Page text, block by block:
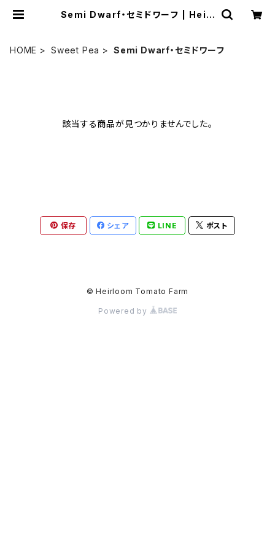
Semi Dwarf・セミドワーフ | Heirl
HOME Sweet Pea Semi Dwarf・セミドワーフ
該当する商品が見つかりませんでした。
保存 シェア LINE ポスト
© Heirloom Tomato Farm
Powered by